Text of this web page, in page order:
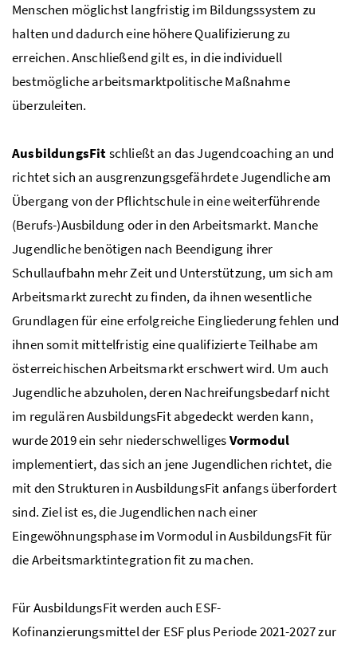
Menschen möglichst langfristig im Bildungssystem zu
halten und dadurch eine höhere Qualifizierung zu
erreichen. Anschließend gilt es, in die individuell
bestmögliche arbeitsmarktpolitische Maßnahme
überzuleiten.
AusbildungsFitschließt an das Jugendcoaching an und
richtet sich an ausgrenzungsgefährdete Jugendliche am
Übergang von der Pflichtschule in eine weiterführende
(Berufs-)Ausbildung oder in den Arbeitsmarkt. Manche
Jugendliche benötigen nach Beendigung ihrer
Schullaufbahn mehr Zeit und Unterstützung, um sich am
Arbeitsmarkt zurecht zu finden, da ihnen wesentliche
Grundlagen für eine erfolgreiche Eingliederung fehlen und
ihnen somit mittelfristig eine qualifizierte Teilhabe am
österreichischen Arbeitsmarkt erschwert wird. Um auch
Jugendliche abzuholen, deren Nachreifungsbedarf nicht
im regulären AusbildungsFit abgedeckt werden kann,
wurde 2019 ein sehr niederschwelligesVormodul
implementiert, das sich an jene Jugendlichen richtet, die
mit den Strukturen in AusbildungsFit anfangs überfordert
sind. Ziel ist es, die Jugendlichen nach einer
Eingewöhnungsphase im Vormodul in AusbildungsFit für
die Arbeitsmarktintegration fit zu machen.
Für AusbildungsFit werden auch ESF-
Kofinanzierungsmittel der ESF plus Periode 2021-2027 zur